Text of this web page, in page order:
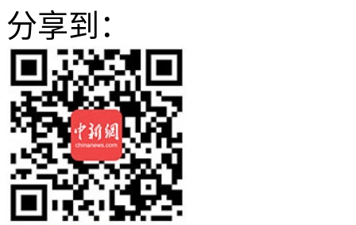
分享到：